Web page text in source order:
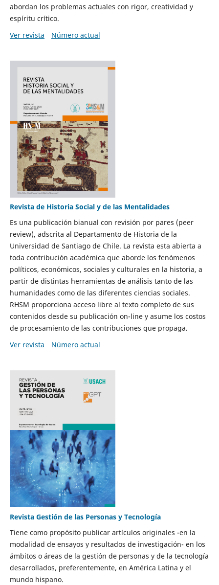
abordan los problemas actuales con rigor, creatividad y
espíritu crítico.
Ver revista
Número actual
Revista de Historia Social y de las Mentalidades
Es una publicación bianual con revisión por pares (peer
review), adscrita al Departamento de Historia de la
Universidad de Santiago de Chile. La revista esta abierta a
toda contribución académica que aborde los fenómenos
políticos, económicos, sociales y culturales en la historia, a
partir de distintas herramientas de análisis tanto de las
humanidades como de las diferentes ciencias sociales.
RHSM proporciona acceso libre al texto completo de sus
contenidos desde su publicación on-line y asume los costos
de procesamiento de las contribuciones que propaga.
Ver revista
Número actual
Revista Gestión de las Personas y Tecnología
Tiene como propósito publicar artículos originales -en la
modalidad de ensayos y resultados de investigación- en los
ámbitos o áreas de la gestión de personas y de la tecnología
desarrollados, preferentemente, en América Latina y el
mundo hispano.